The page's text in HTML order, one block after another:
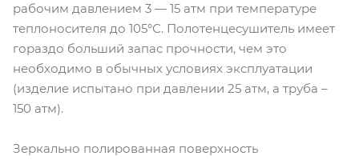
рабочим давлением 3 — 15 атм при температуре
теплоносителя до 105°С. Полотенцесушитель имеет
гораздо больший запас прочности, чем это
необходимо в обычных условиях эксплуатации
(изделие испытано при давлении 25 атм, а труба –
150 атм).
Зеркально полированная поверхность